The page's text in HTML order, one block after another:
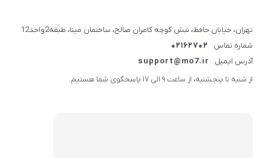
تهران، خیابان حافظ، نبش کوچه کامران صالح، ساختمان مینا، طبقه2واحد12
شماره تماس
02162702
آدرس ایمیل
support@mo7.ir
از شنبه تا پنجشنبه، از ساعت 9 الی 17 پاسخگوی شما هستیم.